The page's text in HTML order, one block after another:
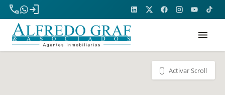
phone
login
menu
Activar Scroll